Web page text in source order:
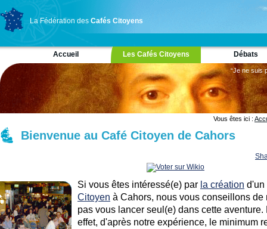
La Fédération des Cafés Citoyens
Accueil Les Cafés Citoyens Débats
“Je ne suis
Vous êtes ici :
Bienvenue au Café Citoyen de Cahors
Si vous êtes intéressé(e) par la création d'un
Citoyen à Cahors, nous vous conseillons de
pas vous lancer seul(e) dans cette aventure.
effet, d'après notre expérience, le minimum